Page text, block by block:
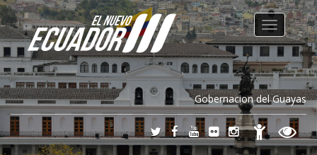
Gobernacion del Guayas
Toggle
navigation